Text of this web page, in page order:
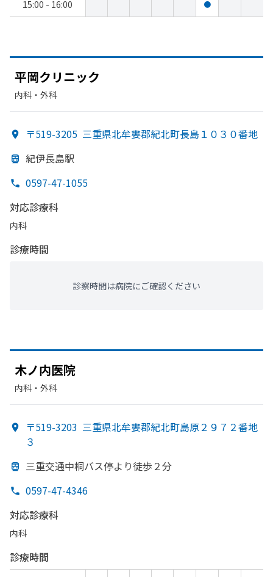
15:00 - 16:00 ●
平岡クリニック
内科・​外科
〒519-3205 三重県北牟婁郡紀北町長島１０３０番地
紀伊長島駅
0597-47-1055
対応診療科
内科
診療時間
診察時間は病院にご確認ください
木ノ内医院
内科・​外科
〒519-3203 三重県北牟婁郡紀北町島原２９７２番地
３
三重交通中桐バス停より徒歩２分
0597-47-4346
対応診療科
内科
診療時間